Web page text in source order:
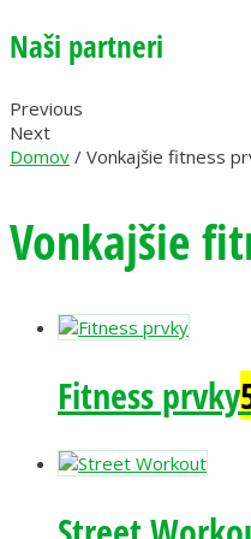
Naši partneri
Previous
Next
Domov / Vonkajšie fitness
Vonkajšie
Fitness prvky